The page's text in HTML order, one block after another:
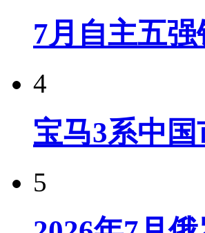
7月自主五
4
宝马3系中
5